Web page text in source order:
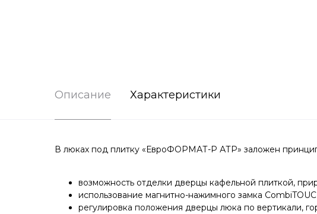
Описание Характеристики
В люках под плитку «ЕвроФОРМАТ-Р АТР» заложен принцип
возможность отделки дверцы кафельной плиткой,
использование магнитно-нажимного замка
регулировка положения дверцы люка по вертикали,